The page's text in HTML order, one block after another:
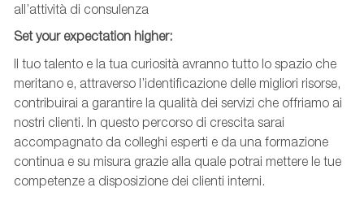
all’attività di consulenza
Setyour expectation higher:
Il tuo talento e la tua curiosità avranno tutto lo spazio che
meritano e, attraverso l’identificazione delle migliori risorse,
contribuirai a garantire la qualità dei servizi che offriamo ai
nostri clienti. In questo percorso di crescita sarai
accompagnato da colleghi esperti e da una formazione
continua e su misura grazie alla quale potrai mettere le tue
competenze a disposizione dei clienti interni.